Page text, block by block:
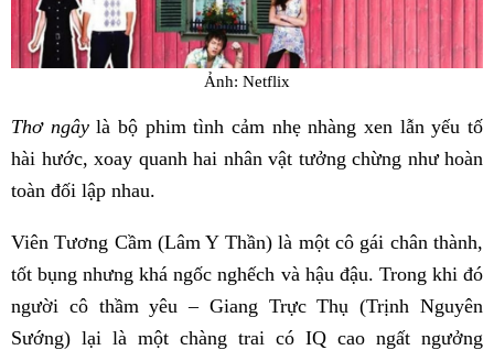
Ảnh: Netflix
Thơ ngâylà bộ phim tình cảm nhẹ nhàng xen lẫn yếu tố
hài hước, xoay quanh hai nhân vật tưởng chừng như hoàn
toàn đối lập nhau.
Viên Tương Cầm (Lâm Y Thần) là một cô gái chân thành,
tốt bụng nhưng khá ngốc nghếch và hậu đậu. Trong khi đó
người cô thầm yêu – Giang Trực Thụ (Trịnh Nguyên
Sướng) lại là một chàng trai có IQ cao ngất ngưởng